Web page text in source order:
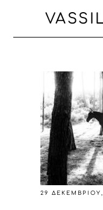
29 ΔΕΚΕΜΒΡΊΟΥ,